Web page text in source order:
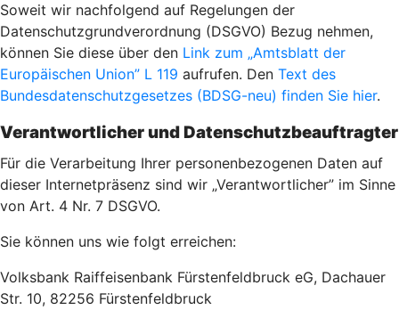
Soweit wir nachfolgend auf Regelungen der
Datenschutzgrundverordnung (DSGVO) Bezug nehmen,
können Sie diese über den Link zum „Amtsblatt der
Europäischen Union” L 119 aufrufen. Den Text des
Bundesdatenschutzgesetzes (BDSG-neu) finden Sie hier.
Verantwortlicher und Datenschutzbeauftragter
Für die Verarbeitung Ihrer personenbezogenen Daten auf
dieser Internetpräsenz sind wir „Verantwortlicher” im Sinne
von Art. 4 Nr. 7 DSGVO.
Sie können uns wie folgt erreichen:
Volksbank Raiffeisenbank Fürstenfeldbruck eG, Dachauer
Str. 10, 82256 Fürstenfeldbruck